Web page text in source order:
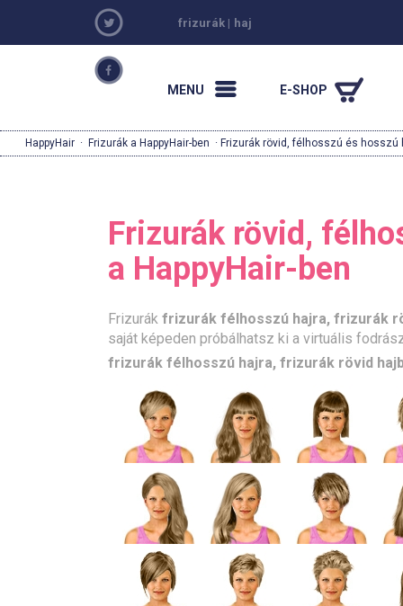
frizurák | haj
MENU E-SHOP
HappyHair · Frizurák a HappyHair-ben · Frizurák rövid, félhosszú és hosszú
Frizurák rövid,
a HappyHair-ben
Frizurák frizurák félhosszú hajra, frizurák
saját képeden próbálhatsz ki a virtuális
frizurák félhosszú hajra, frizurák rövid